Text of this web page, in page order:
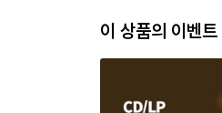
이 상품의 이벤트